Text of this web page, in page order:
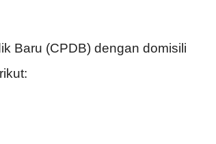
Baru (CPDB) dengan domisili